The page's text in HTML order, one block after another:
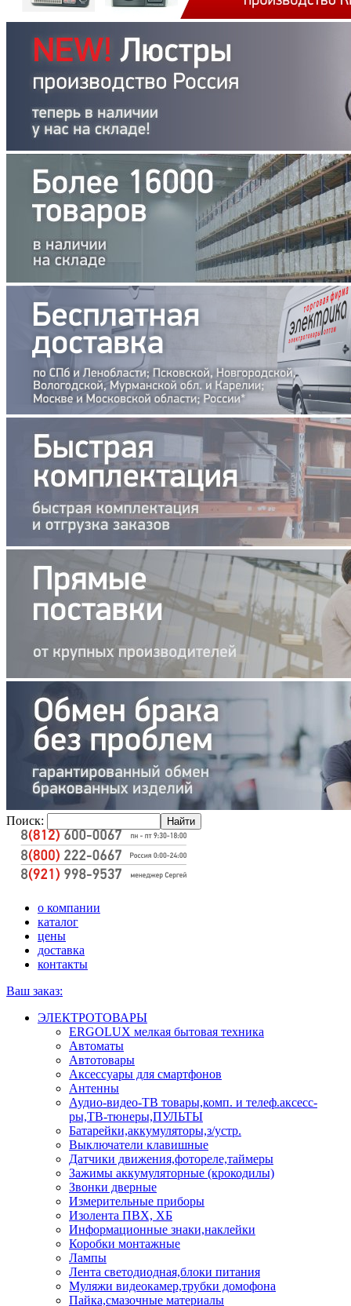
Поиск:
о компании
каталог
цены
доставка
контакты
Ваш заказ:
ЭЛЕКТРОТОВАРЫ
ERGOLUX мелкая бытовая техника
Автоматы
Автотовары
Аксессуары для смартфонов
Антенны
Аудио-видео-ТВ товары,комп. и телеф.аксесс-
ры,ТВ-тюнеры,ПУЛЬТЫ
Батарейки,аккумуляторы,з/устр.
Выключатели клавишные
Датчики движения,фотореле,таймеры
Зажимы аккумуляторные (крокодилы)
Звонки дверные
Измерительные приборы
Изолента ПВХ, ХБ
Информационные знаки,наклейки
Коробки монтажные
Лампы
Лента светодиодная,блоки питания
Муляжи видеокамер,трубки домофона
Пайка,смазочные материалы